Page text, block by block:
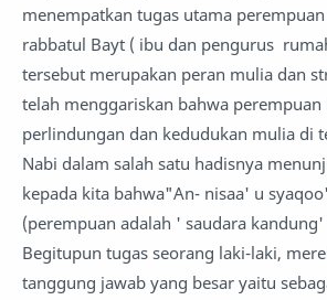
menempatkan tugas utama
rabbatul Bayt ( ibu dan pengurus
tersebut merupakan peran mulia dan
telah menggariskan bahwa
perlindungan dan kedudukan mulia di
Nabi dalam salah satu hadisnya
kepada kita bahwa"An- nisaa' u
(perempuan adalah ' saudara
Begitupun tugas seorang laki-laki,
tanggung jawab yang besar yaitu